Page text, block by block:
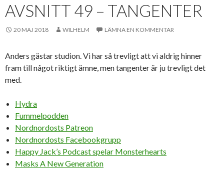
AVSNITT 49 – TANGENTER
20 MAJ 2018 WILHELM LÄMNA EN KOMMENTAR
Anders gästar studion. Vi har så trevligt att vi aldrig hinner
fram till något riktigt ämne, men tangenter är ju trevligt det
med.
Hydra
Fummelpodden
Nordnordosts Patreon
Nordnordosts Facebookgrupp
Happy Jack’s Podcast spelar Monsterhearts
Masks A New Generation